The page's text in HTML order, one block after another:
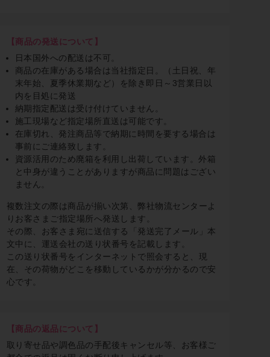
【商品の発送について】
日本国外への配送は不可。
商品の在庫がある場合は当社指定日。（土日祝、年
末年始、夏季休業期など）を除き即日～3営業日以
内を目処に発送
納期指定配送は受け付けていません。
施工現場など指定場所直送は可能です。
在庫切れ、発注商品等で納期に時間を要する場合は
事前にご連絡致します。
資源活用のため廃箱を利用し出荷しています。外箱
と中身が違うことがありますが商品に問題はござい
ません。
複数注文の際は商品が揃い次第、弊社物流センターよ
りお客さまご指定場所へ発送します。
その際、お客さま宛に送信する「発送完了メール」本
文中に、運送会社の送り状番号を記載します。
この送り状番号をインターネットで照会すると、現
在、その荷物がどこを移動しているかが分かるので安
心です。
【商品の返品について】
取り寄せ品や調色品の手配後キャンセル等、お客様ご